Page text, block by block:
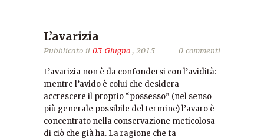
L’avarizia
Pubblicato il 03 Giugno, 2015 0 commenti
L’avarizia non è da confondersi con l’avidità:
mentre l’avido è colui che desidera
accrescere il proprio “possesso” (nel senso
più generale possibile del termine) l’avaro è
concentrato nella conservazione meticolosa
di ciò che già ha. La ragione che fa